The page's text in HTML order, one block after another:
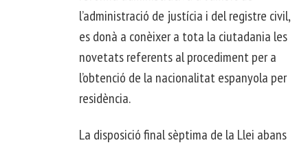
l’administració de justícia i del registre civil,
es donà a conèixer a tota la ciutadania les
novetats referents al procediment per a
l’obtenció de la nacionalitat espanyola per
residència.
La disposició final sèptima de la Llei abans